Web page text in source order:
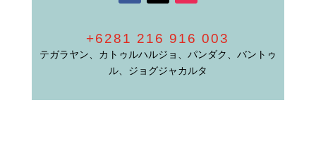
+6281 216 916 003
テガラヤン、カトゥルハルジョ、パンダク、バントゥ
ル、ジョグジャカルタ